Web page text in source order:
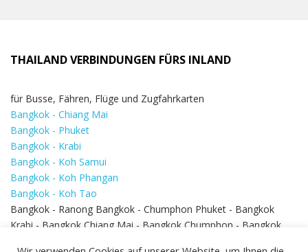
THAILAND VERBINDUNGEN FÜRS INLAND
für Busse, Fähren, Flüge und Zugfahrkarten
Bangkok - Chiang Mai
Bangkok - Phuket
Bangkok - Krabi
Bangkok - Koh Samui
Bangkok - Koh Phangan
Bangkok - Koh Tao
Bangkok - Ranong Bangkok - Chumphon Phuket - Bangkok
Krabi - Bangkok Chiang Mai - Bangkok Chumphon - Bangkok